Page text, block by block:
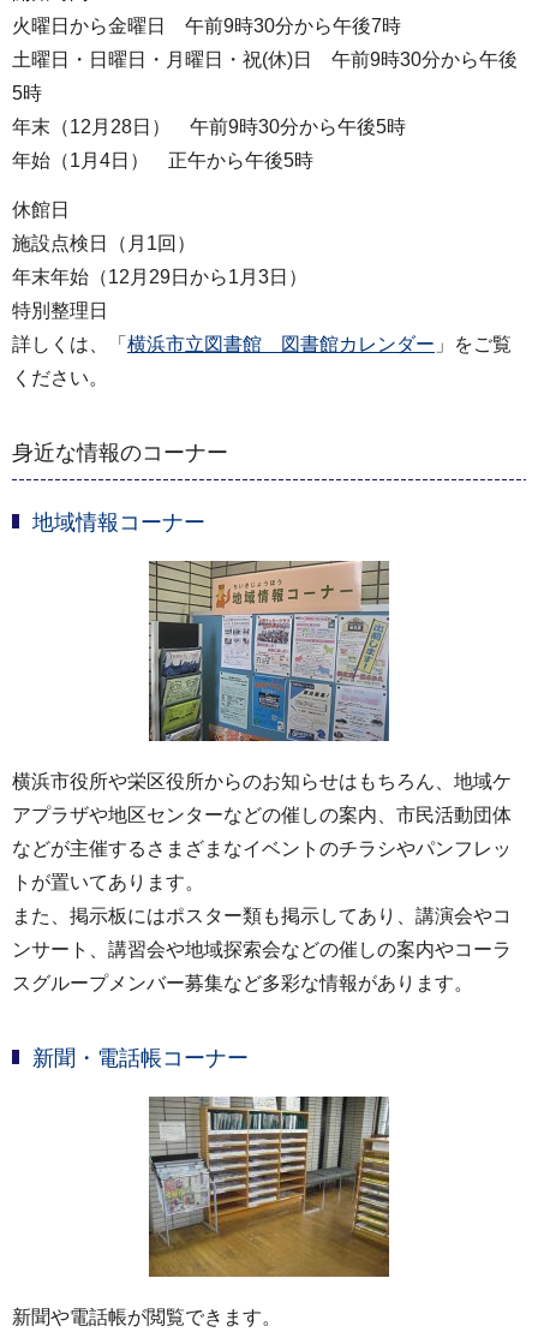
火曜日から金曜日 午前9時30分から午後7時
土曜日・日曜日・月曜日・祝(休)日 午前9時30分から午後
5時
年末（12月28日） 午前9時30分から午後5時
年始（1月4日） 正午から午後5時
休館日
施設点検日（月1回）
年末年始（12月29日から1月3日）
特別整理日
詳しくは、「 横浜市立図書館 図書館カレンダー 」をご覧
ください。
身近な情報のコーナー
地域情報コーナー
横浜市役所や栄区役所からのお知らせはもちろん、地域ケ
アプラザや地区センターなどの催しの案内、市民活動団体
などが主催するさまざまなイベントのチラシやパンフレッ
トが置いてあります。
また、掲示板にはポスター類も掲示してあり、講演会やコ
ンサート、講習会や地域探索会などの催しの案内やコーラ
スグループメンバー募集など多彩な情報があります。
新聞・電話帳コーナー
新聞や電話帳が閲覧できます。